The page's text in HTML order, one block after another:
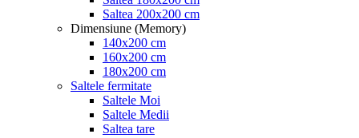
Saltea 200x200 cm
Dimensiune (Memory)
140x200 cm
160x200 cm
180x200 cm
Saltele fermitate
Saltele Moi
Saltele Medii
Saltea tare